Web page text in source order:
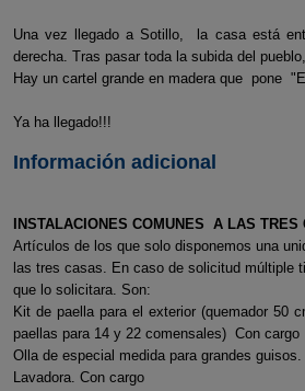
Una vez llegado a Sotillo, la casa está
derecha. Tras pasar toda la subida del
Hay un cartel grande en madera que pone
Ya ha llegado!!!
Información adicional
INSTALACIONES COMUNES A LAS TRES
Artículos de los que solo disponemos una
las tres casas. En caso de solicitud múltiple
que lo solicitara. Son:
Kit de paella para el exterior (quemador 50
paellas para 14 y 22 comensales) Con cargo
Olla de especial medida para grandes guisos.
Lavadora. Con cargo